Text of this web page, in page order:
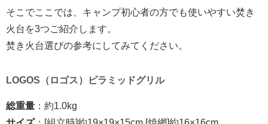
そこでここでは、キャンプ初心者の方でも使いやすい焚き
火台を3つご紹介します。
焚き火台選びの参考にしてみてください。
LOGOS（ロゴス）ピラミッドグリル
総重量 ：約1.0kg